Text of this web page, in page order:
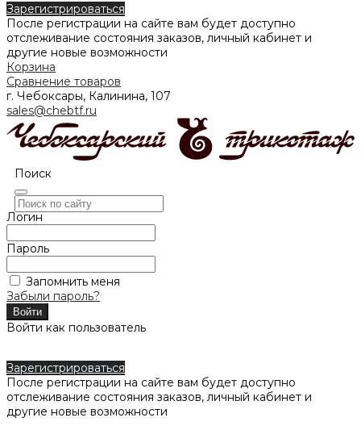
Зарегистрироваться
После регистрации на сайте вам будет доступно
отслеживание состояния заказов, личный кабинет и
другие новые возможности
Корзина
Сравнение товаров
г. Чебоксары, Калинина, 107
sales@chebtf.ru
Поиск
Логин
Пароль
Запомнить меня
Забыли пароль?
Войти как пользователь
Зарегистрироваться
После регистрации на сайте вам будет доступно
отслеживание состояния заказов, личный кабинет и
другие новые возможности